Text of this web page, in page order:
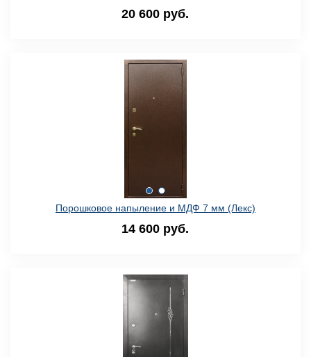
20 600 руб.
Порошковое напыление и МДФ 7 мм (Лекс)
14 600 руб.